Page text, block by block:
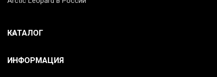
КАТАЛОГ
ИНФОРМАЦИЯ